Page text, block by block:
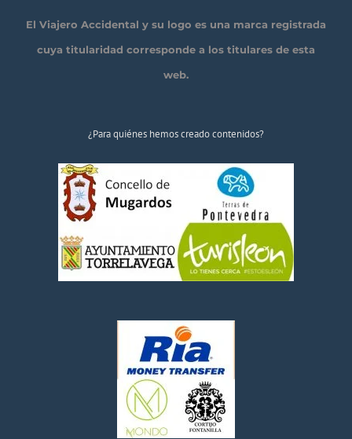
El Viajero Accidental y su logo es una marca registrada
cuya titularidad corresponde a los titulares de esta
web.
¿Para quiénes hemos creado contenidos?